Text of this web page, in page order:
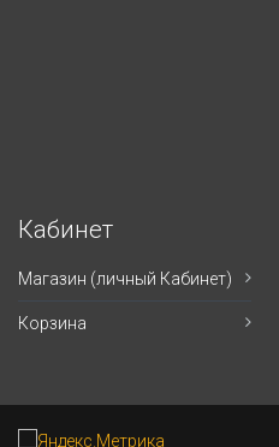
Кабинет
Магазин (личный Кабинет)
Корзина